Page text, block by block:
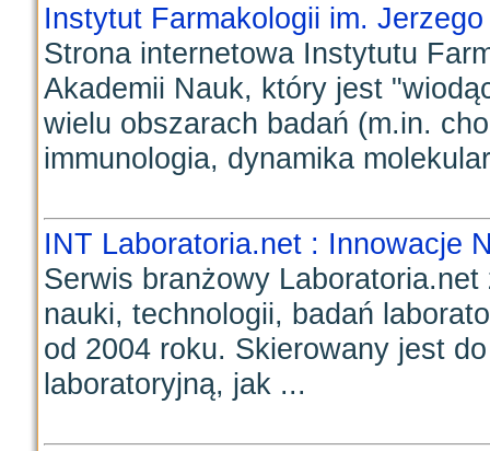
Instytut Farmakologii im.
Strona internetowa Instytutu
Akademii Nauk, który jest
wielu obszarach badań (m.in.
immunologia, dynamika
INT Laboratoria.net : Innowacje
Serwis branżowy
nauki, technologii, badań
od 2004 roku. Skierowany jest
laboratoryjną, jak ...